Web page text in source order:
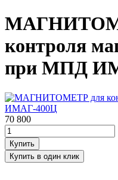
контроля
при МПД
70 800